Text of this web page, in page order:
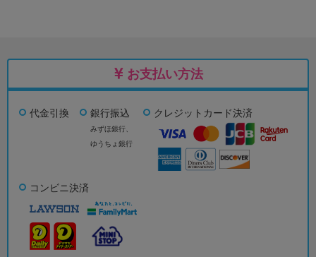
お支払い方法
代金引換 銀行振込
みずほ銀行、
ゆうちょ銀行
クレジットカード決済
コンビニ決済